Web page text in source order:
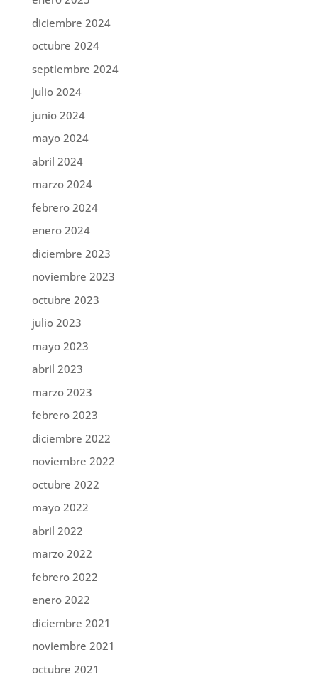
diciembre 2024
octubre 2024
septiembre 2024
julio 2024
junio 2024
mayo 2024
abril 2024
marzo 2024
febrero 2024
enero 2024
diciembre 2023
noviembre 2023
octubre 2023
julio 2023
mayo 2023
abril 2023
marzo 2023
febrero 2023
diciembre 2022
noviembre 2022
octubre 2022
mayo 2022
abril 2022
marzo 2022
febrero 2022
enero 2022
diciembre 2021
noviembre 2021
octubre 2021